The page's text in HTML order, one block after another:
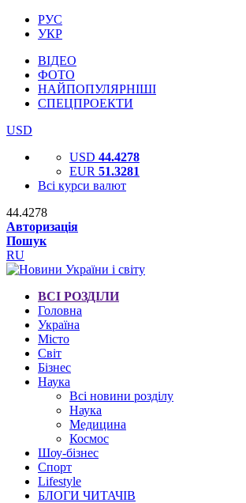
РУС
УКР
ВІДЕО
ФОТО
НАЙПОПУЛЯРНІШІ
СПЕЦПРОЕКТИ
USD
USD 44.4278
EUR 51.3281
Всі курси валют
44.4278
Авторизація
Пошук
RU
ВСІ РОЗДІЛИ
Головна
Україна
Місто
Світ
Бізнес
Наука
Всі новини розділу
Наука
Медицина
Космос
Шоу-бізнес
Спорт
Lifestyle
БЛОГИ ЧИТАЧІВ